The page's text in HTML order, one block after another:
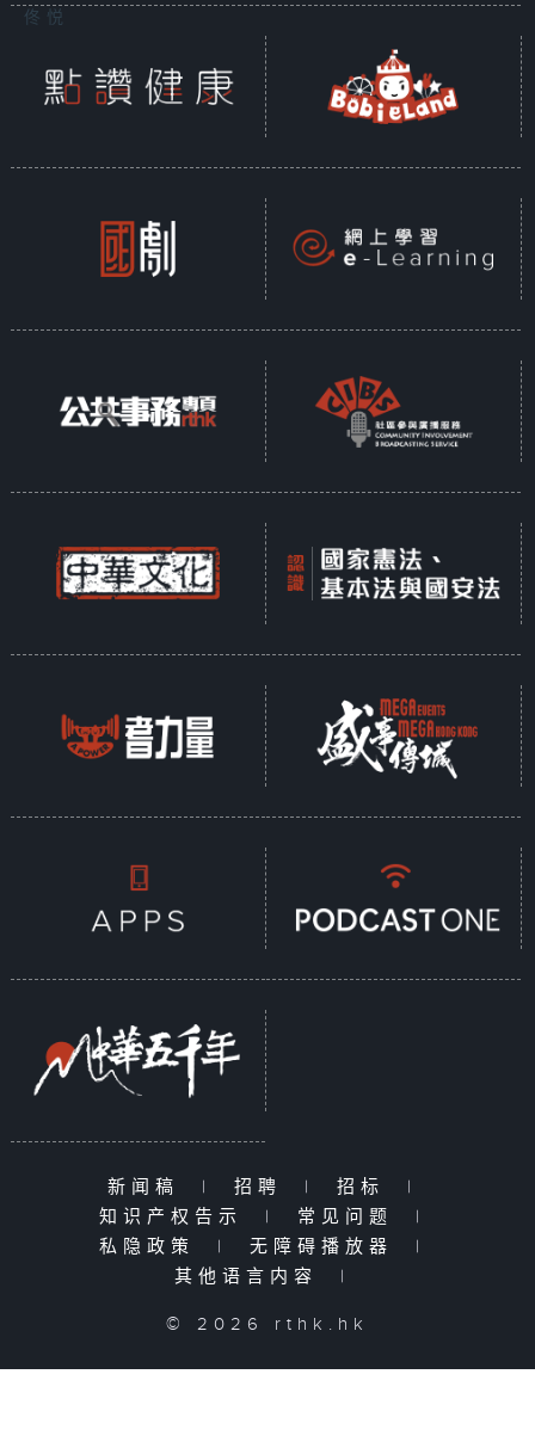
佟悦
新闻稿 | 招聘 | 招标
|
知识产权告示
| 常见问题
|
私隐政策
| 无障碍播放器
|
其他语言内容
|
© 2026 rthk.hk